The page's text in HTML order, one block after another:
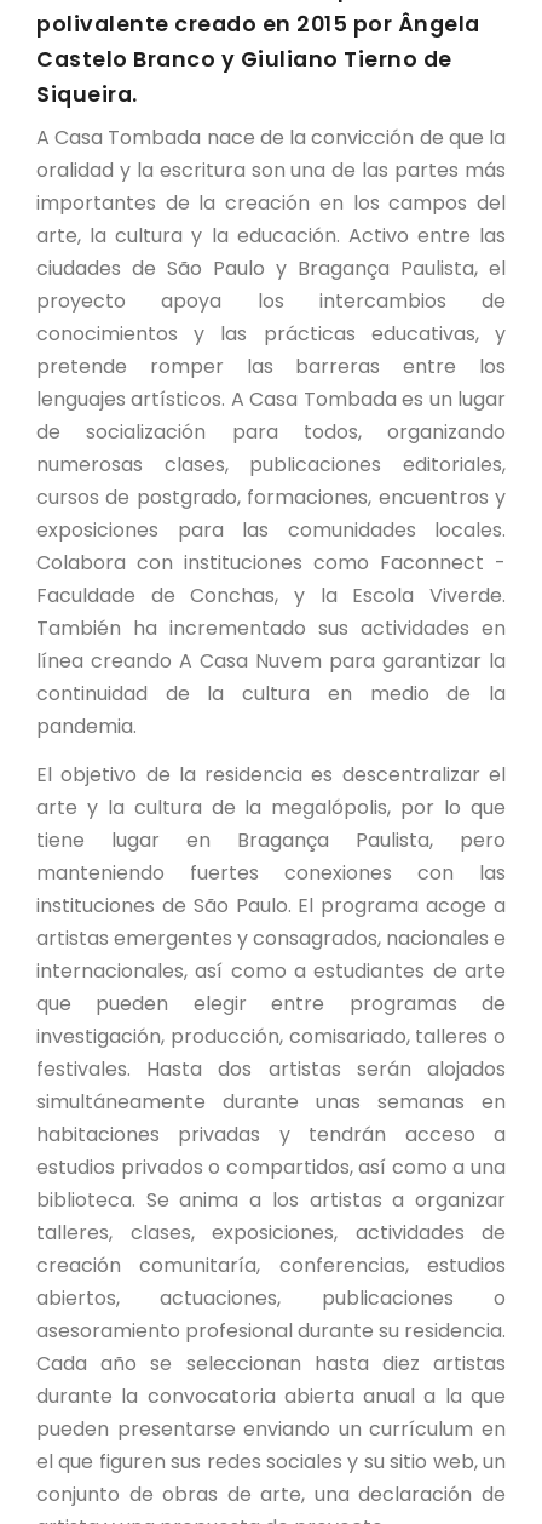
polivalente creado en 2015 por Ângela
Castelo Branco y Giuliano Tierno de
Siqueira.
A Casa Tombada nace de la convicción de que la
oralidad y la escritura son una de las partes más
importantes de la creación en los campos del
arte, la cultura y la educación. Activo entre las
ciudades de São Paulo y Bragança Paulista, el
proyecto apoya los intercambios de
conocimientos y las prácticas educativas, y
pretende romper las barreras entre los
lenguajes artísticos. A Casa Tombada es un lugar
de socialización para todos, organizando
numerosas clases, publicaciones editoriales,
cursos de postgrado, formaciones, encuentros y
exposiciones para las comunidades locales.
Colabora con instituciones como Faconnect -
Faculdade de Conchas, y la Escola Viverde.
También ha incrementado sus actividades en
línea creando A Casa Nuvem para garantizar la
continuidad de la cultura en medio de la
pandemia.
El objetivo de la residencia es descentralizar el
arte y la cultura de la megalópolis, por lo que
tiene lugar en Bragança Paulista, pero
manteniendo fuertes conexiones con las
instituciones de São Paulo. El programa acoge a
artistas emergentes y consagrados, nacionales e
internacionales, así como a estudiantes de arte
que pueden elegir entre programas de
investigación, producción, comisariado, talleres o
festivales. Hasta dos artistas serán alojados
simultáneamente durante unas semanas en
habitaciones privadas y tendrán acceso a
estudios privados o compartidos, así como a una
biblioteca. Se anima a los artistas a organizar
talleres, clases, exposiciones, actividades de
creación comunitaría, conferencias, estudios
abiertos, actuaciones, publicaciones o
asesoramiento profesional durante su residencia.
Cada año se seleccionan hasta diez artistas
durante la convocatoria abierta anual a la que
pueden presentarse enviando un currículum en
el que figuren sus redes sociales y su sitio web, un
conjunto de obras de arte, una declaración de